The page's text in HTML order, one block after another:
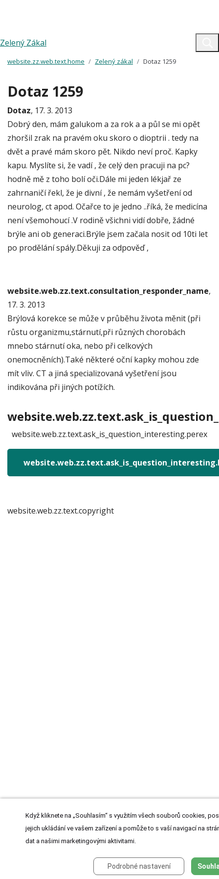
Zelený Zákal
website.zz.web.text.home Zelený zákal Dotaz 1259
Dotaz 1259
Dotaz, 17. 3. 2013
Dobrý den, mám galukom a za rok a a půl se mi opět
zhoršil zrak na pravém oku skoro o dioptrii . tedy na
dvět a pravé mám skoro pět. Nikdo neví proč. Kapky
kapu. Myslíte si, že vadí , že celý den pracuji na pc?
hodně mě z toho bolí oči.Dále mi jeden lékjař ze
zahrnaničí řekl, že je divní , že nemám vyšetření od
neurolog, ct apod. Očařce to je jedno ..říká, že medicína
není všemohoucí .V rodině všichni vidí dobře, žádné
brýle ani ob generaci.Brýle jsem začala nosit od 10ti let
po prodělání spály.Děkuji za odpověď ,
website.web.zz.text.consultation_responder_name,
17. 3. 2013
Brýlová korekce se může v průběhu života měnit (při
růstu organizmu,stárnutí,při různých chorobách
mnebo stárnutí oka, nebo při celkových
onemocněních).Také některé oční kapky mohou zde
mít vliv. CT a jiná specializovaná vyšetření jsou
indikována při jiných potížích.
website.web.zz.text.ask_is_question_interesting.perex
website.web.zz.text.copyright
Když kliknete na „Souhlasím“ s využitím všech souborů cookies,
jejich ukládání ve vašem zařízení a pomůže to s vaší navigací na
dat a našimi marketingovými aktivitami.
Podrobné nastavení